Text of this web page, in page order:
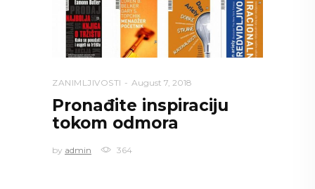
ZANIMLJIVOSTI August 7, 2018
Pronađite inspiraciju
tokom odmora
by admin 364